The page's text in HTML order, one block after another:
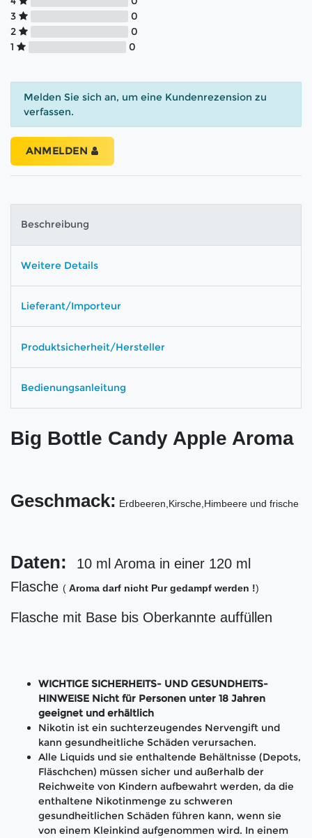
3
0
2
0
1
0
Melden Sie sich an, um eine Kundenrezension zu
verfassen.
ANMELDEN
Beschreibung
Weitere Details
Lieferant/Importeur
Produktsicherheit/Hersteller
Bedienungsanleitung
Big Bottle Candy Apple Aroma
Geschmack: Erdbeeren,Kirsche,Himbeere und frische
Daten:
10 ml Aroma in einer 120 ml
Flasche ( Aroma darf nicht Pur gedampf werden !)
Flasche mit Base bis Oberkannte auffüllen
WICHTIGE SICHERHEITS- UND GESUNDHEITS-
HINWEISE Nicht für Personen unter 18 Jahren
geeignet und erhältlich
Nikotin ist ein suchterzeugendes Nervengift und
kann gesundheitliche Schäden verursachen.
Alle Liquids und sie enthaltende Behältnisse (Depots,
Fläschchen) müssen sicher und außerhalb der
Reichweite von Kindern aufbewahrt werden, da die
enthaltene Nikotinmenge zu schweren
gesundheitlichen Schäden führen kann, wenn sie
von einem Kleinkind aufgenommen wird. In einem